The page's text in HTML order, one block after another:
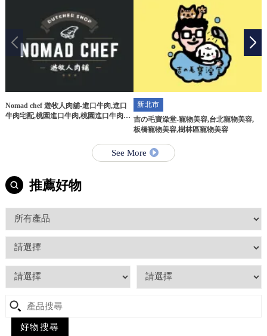
Nomad chef 遊牧人肉舖-進口牛肉,進口
牛肉宅配,桃園進口牛肉,桃園進口牛肉宅
新北市
吉の毛寶澡堂-寵物美容,台北寵物美容,
板橋寵物美容,樹林區寵物美容
See More
推薦好物